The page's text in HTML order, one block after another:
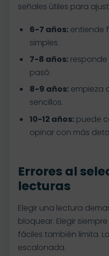
señales útiles para
6-7 años:entiende
simples.
7-8 años:responde
pasó.
8-9 años:empieza
sencillos.
10-12 años:puede
opinar con más
Errores al
lecturas
Elegir una lectura
bloquear. Elegir
fáciles también limita.
escalonada.